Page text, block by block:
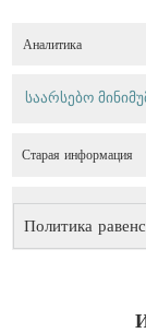
Аналитика
Политика
საარსებო
Старая информация